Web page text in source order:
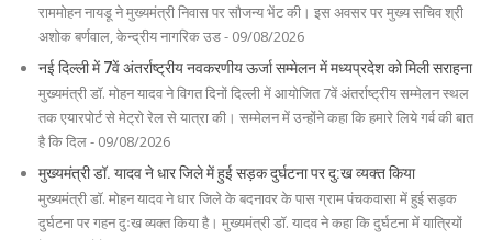
राममोहन नायडू ने मुख्यमंत्री निवास पर सौजन्य भेंट की। इस अवसर पर मुख्य सचिव श्री
अशोक बर्णवाल, केन्द्रीय नागरिक उड - 09/08/2026
नई दिल्ली में 7वें अंतर्राष्ट्रीय नवकरणीय ऊर्जा सम्मेलन में मध्यप्रदेश को मिली सराहना
मुख्यमंत्री डॉ. मोहन यादव ने विगत दिनों दिल्ली में आयोजित 7वें अंतर्राष्ट्रीय सम्मेलन स्थल
तक एयारपोर्ट से मेट्रो रेल से यात्रा की। सम्मेलन में उन्होंने कहा कि हमारे लिये गर्व की बात
है कि दिल - 09/08/2026
मुख्यमंत्री डॉ. यादव ने धार जिले में हुई सड़क दुर्घटना पर दु:ख व्यक्त किया
मुख्यमंत्री डॉ. मोहन यादव ने धार जिले के बदनावर के पास ग्राम पंचकवासा में हुई सड़क
दुर्घटना पर गहन दुःख व्यक्त किया है। मुख्यमंत्री डॉ. यादव ने कहा कि दुर्घटना में यात्रियों